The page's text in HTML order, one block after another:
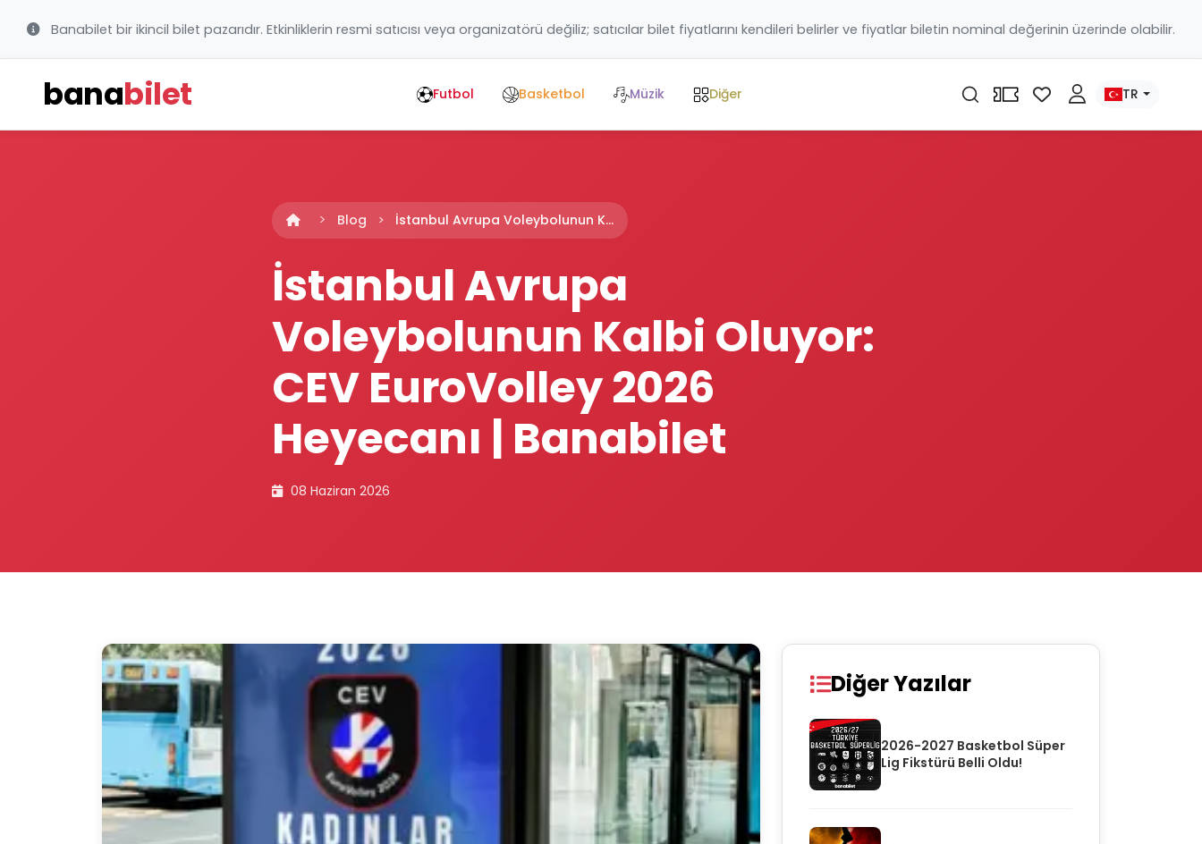
Banabilet bir ikincil bilet pazarıdır. Etkinliklerin resmi satıcısı veya organizatörü değiliz; satıcılar bilet fiyatlarını kendileri belirler ve fiyatlar biletin nominal değerinin üzerinde olabilir.
banabilet Futbol Basketbol Müzik Diğer TR
Blog İstanbul Avrupa Voleybolunun K...
İstanbul Avrupa
Voleybolunun Kalbi Oluyor:
CEV EuroVolley 2026
Heyecanı | Banabilet
08 Haziran 2026
Diğer Yazılar
2026-2027 Basketbol Süper
Lig Fikstürü Belli Oldu!